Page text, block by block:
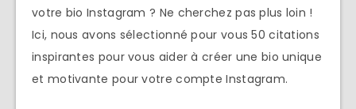
votre bio Instagram ? Ne cherchez pas plus loin !
Ici, nous avons sélectionné pour vous 50 citations
inspirantes pour vous aider à créer une bio unique
et motivante pour votre compte Instagram.